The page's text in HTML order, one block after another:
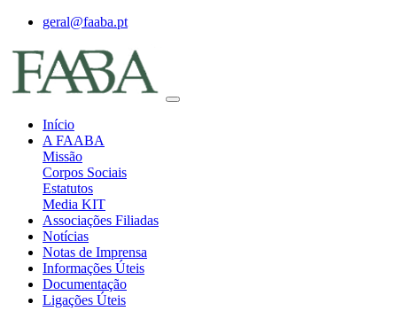
geral@faaba.pt
Início
A FAABA
Missão
Corpos Sociais
Estatutos
Media KIT
Associações Filiadas
Notícias
Notas de Imprensa
Informações Úteis
Documentação
Ligações Úteis